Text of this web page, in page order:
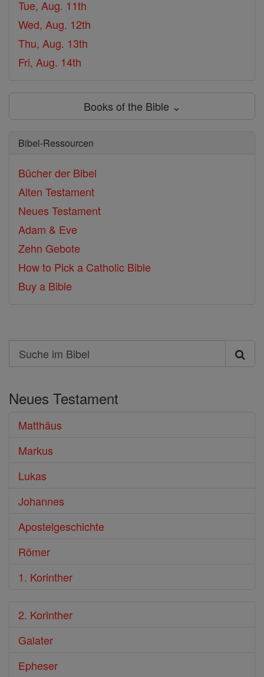
Tue, Aug. 11th
Wed, Aug. 12th
Thu, Aug. 13th
Fri, Aug. 14th
Books of the Bible ⌄
Bibel-Ressourcen
Bücher der Bibel
Alten Testament
Neues Testament
Adam & Eve
Zehn Gebote
How to Pick a Catholic Bible
Buy a Bible
Search
Suche
Bibel
Neues Testament
Matthäus
Markus
Lukas
Johannes
Apostelgeschichte
Römer
1. Korinther
2. Korinther
Galater
Epheser